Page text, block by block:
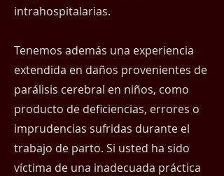
intrahospitalarias.
Tenemos además una experiencia
extendida en daños provenientes de
parálisis cerebral en niños, como
producto de deficiencias, errores o
imprudencias sufridas durante el
trabajo de parto. Si usted ha sido
víctima de una inadecuada práctica